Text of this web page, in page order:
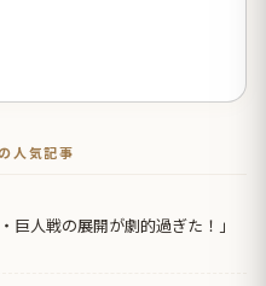
人気記事
巨人戦の展開が劇的過ぎた！」